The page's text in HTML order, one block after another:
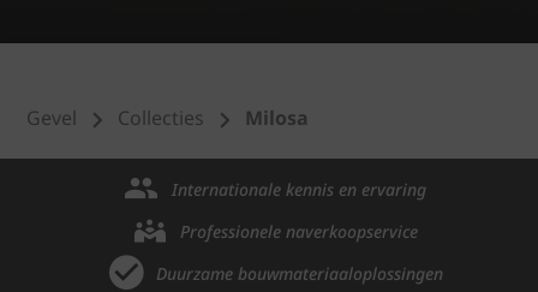
Gevel Collecties Milosa
Internationale kennis en ervaring
Professionele naverkoopservice
Duurzame bouwmateriaaloplossingen